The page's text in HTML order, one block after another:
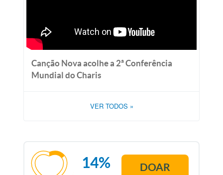
Canção Nova acolhe a 2ª Conferência
Mundial do Charis
VER TODOS »
14% DOAR